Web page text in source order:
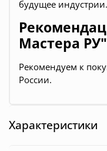
будущее индустрии.
Мастера РУ"
Рекомендуем к
России.
Характеристики